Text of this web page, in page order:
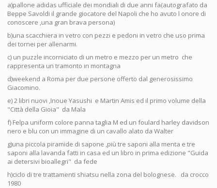
a)pallone adidas ufficiale dei mondiali di due anni fa(autografato da
Beppe Savoldi il grande giocatore del Napoli che ho avuto l onore di
conoscere ,una gran brava persona)
b)una scacchiera in vetro con pezzi e pedoni in vetro che uso prima
dei tornei per allenarmi.
c) un puzzle incorniciato di un metro e mezzo per un metro che
rappresenta un tramonto in montagna
d)weekend a Roma per due persone offerto dal generosissimo
Giacomino.
e) 2 libri nuovi ,Inoue Yasushi e Martin Amis ed il primo volume della
"Città della Gioia" da Mala
f) Felpa uniform colore panna taglia M ed un foulard harley davidson
nero e blu con un immagine di un cavallo alato da Walter
g)una piccola piramide di sapone ,più tre saponi alla menta e tre
saponi alla lavanda fatti in casa ed un libro in prima edizione "Guida
ai detersivi bioallegri" da fede
h)ciclo di tre trattamenti shiatsu nella zona del bolognese. da crocco
1980